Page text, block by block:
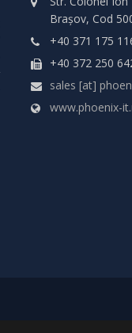
Brașov, Cod
+40 371 175
+40 372 250
sales [at]
www.phoenix-